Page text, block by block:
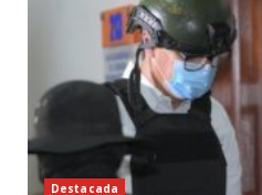
Destacada